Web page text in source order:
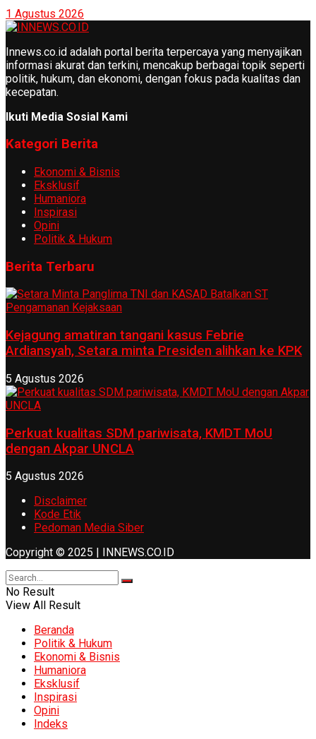
1 Agustus 2026
Innews.co.id adalah portal berita terpercaya yang menyajikan
informasi akurat dan terkini, mencakup berbagai topik seperti
politik, hukum, dan ekonomi, dengan fokus pada kualitas dan
kecepatan.
Ikuti Media Sosial Kami
Kategori Berita
Ekonomi & Bisnis
Eksklusif
Humaniora
Inspirasi
Opini
Politik & Hukum
Berita Terbaru
Kejagung amatiran tangani kasus Febrie
Ardiansyah, Setara minta Presiden alihkan ke KPK
5 Agustus 2026
Perkuat kualitas SDM pariwisata, KMDT MoU
dengan Akpar UNCLA
5 Agustus 2026
Disclaimer
Kode Etik
Pedoman Media Siber
Copyright © 2025 | INNEWS.CO.ID
No Result
View All Result
Beranda
Politik & Hukum
Ekonomi & Bisnis
Humaniora
Eksklusif
Inspirasi
Opini
Indeks